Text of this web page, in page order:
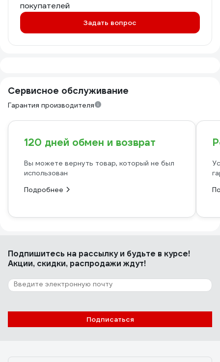
покупателей
Задать вопрос
Сервисное обслуживание
Гарантия производителя
120 дней обмен и возврат
Вы можете вернуть товар, который не был
использован
Подробнее
Подпишитесь на рассылкуи будьте в курсе!
Акции, скидки, распродажи ждут!
Подписаться